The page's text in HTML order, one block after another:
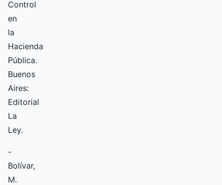
Control
en
la
Hacienda
Pública.
Buenos
Aires:
Editorial
La
Ley.
-
Bolívar,
M.